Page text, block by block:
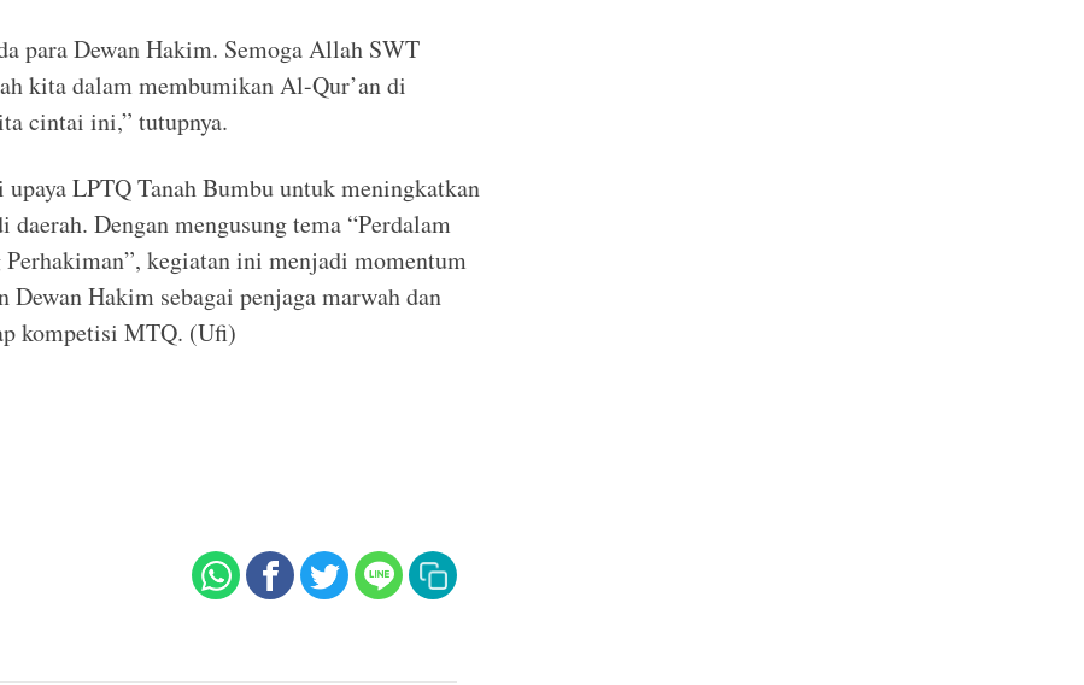
para Dewan Hakim. Semoga Allah SWT
kita dalam membumikan Al-Qur’an di
cintai ini,” tutupnya.
LPTQ Tanah Bumbu untuk meningkatkan
Dengan mengusung tema “Perdalam
kegiatan ini menjadi momentum
Hakim sebagai penjaga marwah dan
kompetisi MTQ. (Ufi)